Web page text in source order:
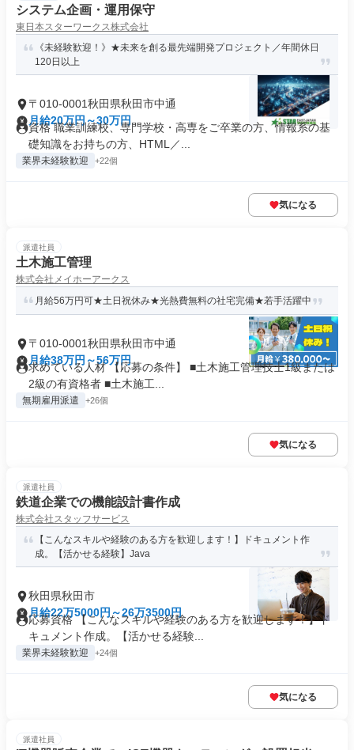
システム企画・運用保守
東日本スターワークス株式会社
《未経験歓迎！》★未来を創る最先端開発プロジェクト／年間休日
120日以上
〒010-0001秋田県秋田市中通
月給20万円～30万円
資格 職業訓練校、専門学校・高専をご卒業の方、情報系の基
礎知識をお持ちの方、HTML／...
業界未経験歓迎 +22個
気になる
派遣社員
土木施工管理
株式会社メイホーアークス
月給56万円可★土日祝休み★光熱費無料の社宅完備★若手活躍中
〒010-0001秋田県秋田市中通
月給38万円～56万円
求めている人材 【応募の条件】 ■土木施工管理技士1級または
2級の有資格者 ■土木施工...
無期雇用派遣 +26個
気になる
派遣社員
鉄道企業での機能設計書作成
株式会社スタッフサービス
【こんなスキルや経験のある方を歓迎します！】ドキュメント作
成。【活かせる経験】Java
秋田県秋田市
月給22万5000円～26万3500円
応募資格 【こんなスキルや経験のある方を歓迎します！】ド
キュメント作成。【活かせる経験...
業界未経験歓迎 +24個
気になる
派遣社員